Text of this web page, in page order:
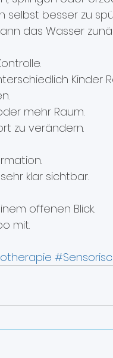
selbst besser zu
das Wasser
Kinder
mehr Raum.
zu verändern.
klar sichtbar.
offenen Blick.
mit.